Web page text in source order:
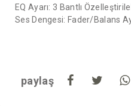
EQ Ayarı: 3 Bantlı
Ses Dengesi: Fader/Balans
paylaş